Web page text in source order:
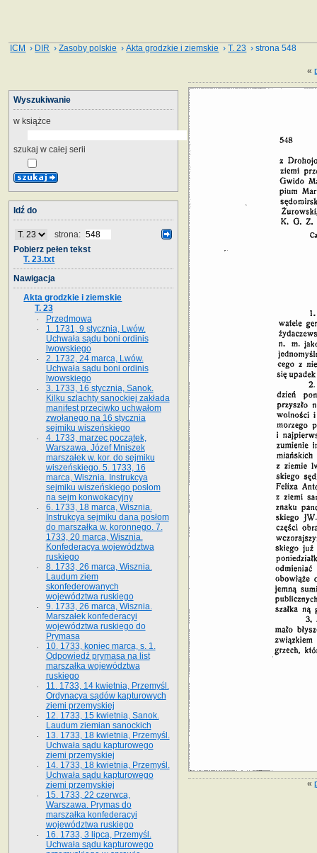
ICM › DIR ›Zasoby polskie ›Akta grodzkie i ziemskie ›T. 23 › strona 548
«
«
Wyszukiwanie
w książce
szukaj w całej serii
Idź do
strona:
Pobierz pełen tekst
T. 23.txt
Nawigacja
Akta grodzkie i ziemskie
T. 23
Przedmowa
1. 1731, 9 stycznia, Lwów.
Uchwała sądu boni ordinis
lwowskiego
2. 1732, 24 marca, Lwów.
Uchwała sądu boni ordinis
lwowskiego
3. 1733, 16 stycznia, Sanok.
Kilku szlachty sanockiej zakłada
manifest przeciwko uchwałom
zwołanego na 16 stycz­nia
sejmiku wiszeńskiego
4. 1733, marzec początek,
Warszawa. Józef Mniszek
marszałek w. kor. do sejmiku
wiszeńskiego. 5. 1733, 16
marca, Wisznia. Instrukcya
sejmiku wiszeńskiego posłom
na sejm konwokacyjny
6. 1733, 18 marca, Wisznia.
Instrukcya sejmiku dana posłom
do marszałka w. koronnego. 7.
1733, 20 marca, Wisznia.
Konfederacya województwa
ruskiego
8. 1733, 26 marca, Wisznia.
Laudum ziem
skonfederowanych
województwa ruskiego
9. 1733, 26 marca, Wisznia.
Marszałek konfederacyi
województwa ruskiego do
Prymasa
10. 1733, koniec marca, s. 1.
Odpowiedź prymasa na list
marszałka województwa
ruskiego
11. 1733, 14 kwietnia, Przemyśl.
Ordynacya sądów kapturowych
ziemi przemyskiej
12. 1733, 15 kwietnia, Sanok.
Laudum ziemian sanockich
13. 1733, 18 kwietnia, Przemyśl.
Uchwała sądu kapturowego
ziemi przemyskiej
14. 1733, 18 kwietnia, Przemyśl.
Uchwała sądu kapturowego
ziemi przemyskiej
15. 1733, 22 czerwca,
Warszawa. Prymas do
marszałka konfederacyi
województwa ruskiego
16. 1733, 3 lipca, Przemyśl.
Uchwała sądu kapturowego